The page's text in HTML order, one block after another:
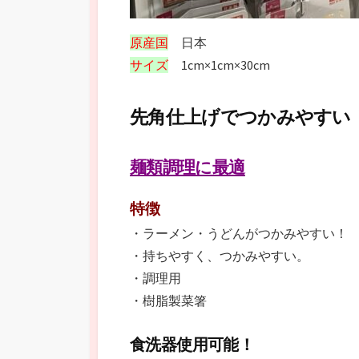
原産国 日本
サイズ 1cm×1cm×30cm
先角仕上げでつかみやすい
麺類調理に最適
特徴
・ラーメン・うどんがつかみやすい！
・持ちやすく、つかみやすい。
・調理用
・樹脂製菜箸
食洗器使用可能！